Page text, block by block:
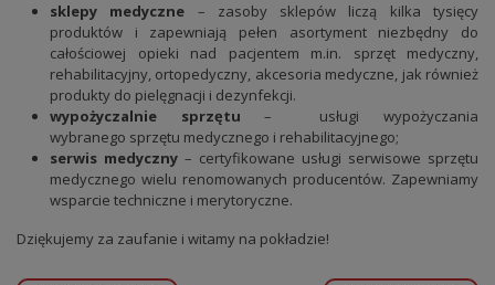
sklepy medyczne – zasoby sklepów liczą kilka tysięcy
produktów i zapewniają pełen asortyment niezbędny do
całościowej opieki nad pacjentem m.in. sprzęt medyczny,
rehabilitacyjny, ortopedyczny, akcesoria medyczne, jak również
produkty do pielęgnacji i dezynfekcji.
wypożyczalnie sprzętu – usługi wypożyczania
wybranego sprzętu medycznego i rehabilitacyjnego;
serwis medyczny – certyfikowane usługi serwisowe sprzętu
medycznego wielu renomowanych producentów. Zapewniamy
wsparcie techniczne i merytoryczne.
Dziękujemy za zaufanie i witamy na pokładzie!